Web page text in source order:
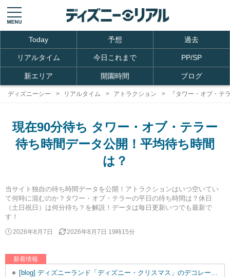
Today 予想 過去
リアルタイム 今日これまで PP/SP
新エリア 開園時間 ブログ
ディズニーシー リアルタイム アトラクション 『タワー・オブ・テ
現在90分待ち タワー・オブ・テラー
待ち時間データ公開！平均待ち時間
は？
当サイト独自の待ち時間データを公開！アトラクションはいつ空いてい
て何時に混むのか？タワー・オブ・テラーの平日の待ち時間は？休日
（土日祝日）は何分待ち？を解説！データは毎日更新いつでも最新で
す！
2026年8月7日 2026年8月7日 19時15分
新着情報
[blog] ディズニーランド「ディズニー・クリスマス」のデコレーションをご紹介！